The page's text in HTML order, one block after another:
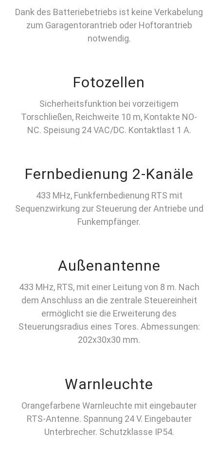
Dank des Batteriebetriebs ist keine Verkabelung
zum Garagentorantrieb oder Hoftorantrieb
notwendig.
Fotozellen
Sicherheitsfunktion bei vorzeitigem
Torschließen, Reichweite 10 m, Kontakte NO-
NC. Speisung 24 VAC/DC. Kontaktlast 1 A.
Fernbedienung 2-Kanäle
433 MHz, Funkfernbedienung RTS mit
Sequenzwirkung zur Steuerung der Antriebe und
Funkempfänger.
Außenantenne
433 MHz, RTS, mit einer Leitung von 8 m. Nach
dem Anschluss an die zentrale Steuereinheit
ermöglicht sie die Erweiterung des
Steuerungsradius eines Tores. Abmessungen:
202x30x30 mm.
Warnleuchte
Orangefarbene Warnleuchte mit eingebauter
RTS-Antenne. Spannung 24 V. Eingebauter
Unterbrecher. Schutzklasse IP54.